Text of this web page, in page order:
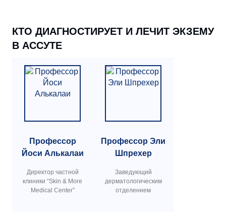
КТО ДИАГНОСТИРУЕТ И ЛЕЧИТ ЭКЗЕМУ
В АССУТЕ
Профессор
Йоси Алькалаи
Директор частной
клиники “Skin & More
Medical Center”
Профессор Эли
Шпрехер
Заведующий
дерматологическим
отделением